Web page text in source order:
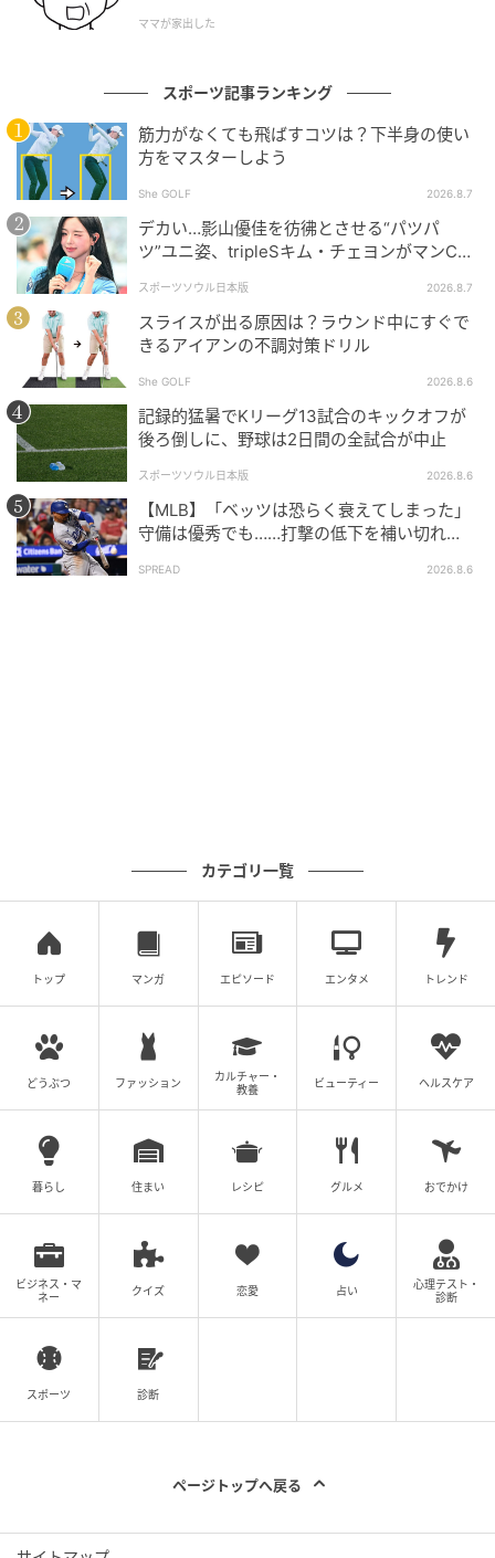
南澤莉佳子
●みなみさわ・りかこ／宮城県出身。8 歳のときから
父親の影響でゴルフをはじめる。全国高等学校ゴルフ
選手権出場など、学生ゴルファーとして活躍。現在は
JLPGA プロテスト合格を目指し、ミニツアーなどで腕
を磨く。
【Instagram】rikako_minamisawa
写真＝小林 司
協力＝ジャパンゴルフスクール
元記事で読む
次の記事
どっちが正解？バンカーからダフらず脱出す
ママが家出した
スポーツ記事ランキング
筋力がなくても飛ばすコツは？下半身の使い
方をマスターしよう
She GOLF 2026.8.7
デカい…影山優佳を彷彿とさせる“パツパ
ツ”ユニ姿、tripleSキム・チェヨンがマンC対
スポーツソウル日本版 2026.8.7
スライスが出る原因は？ラウンド中にすぐで
きるアイアンの不調対策ドリル
She GOLF 2026.8.6
記録的猛暑でKリーグ13試合のキックオフが
後ろ倒しに、野球は2日間の全試合が中止
スポーツソウル日本版 2026.8.6
【MLB】「ベッツは恐らく衰えてしまった」
守備は優秀でも……打撃の低下を補い切れ
し始めるべき」
SPREAD 2026.8.6
カテゴリ一覧
トップ マンガ エピソード エンタメ トレンド
どうぶつ ファッション
カルチャー・
教養
ビューティー ヘルスケア
暮らし 住まい レシピ グルメ おでかけ
ビジネス・マ
ネー
クイズ 恋愛 占い
心理テスト・
診断
スポーツ 診断
ページトップへ戻る